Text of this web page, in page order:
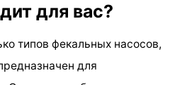
для вас?
типов фекальных насосов,
для